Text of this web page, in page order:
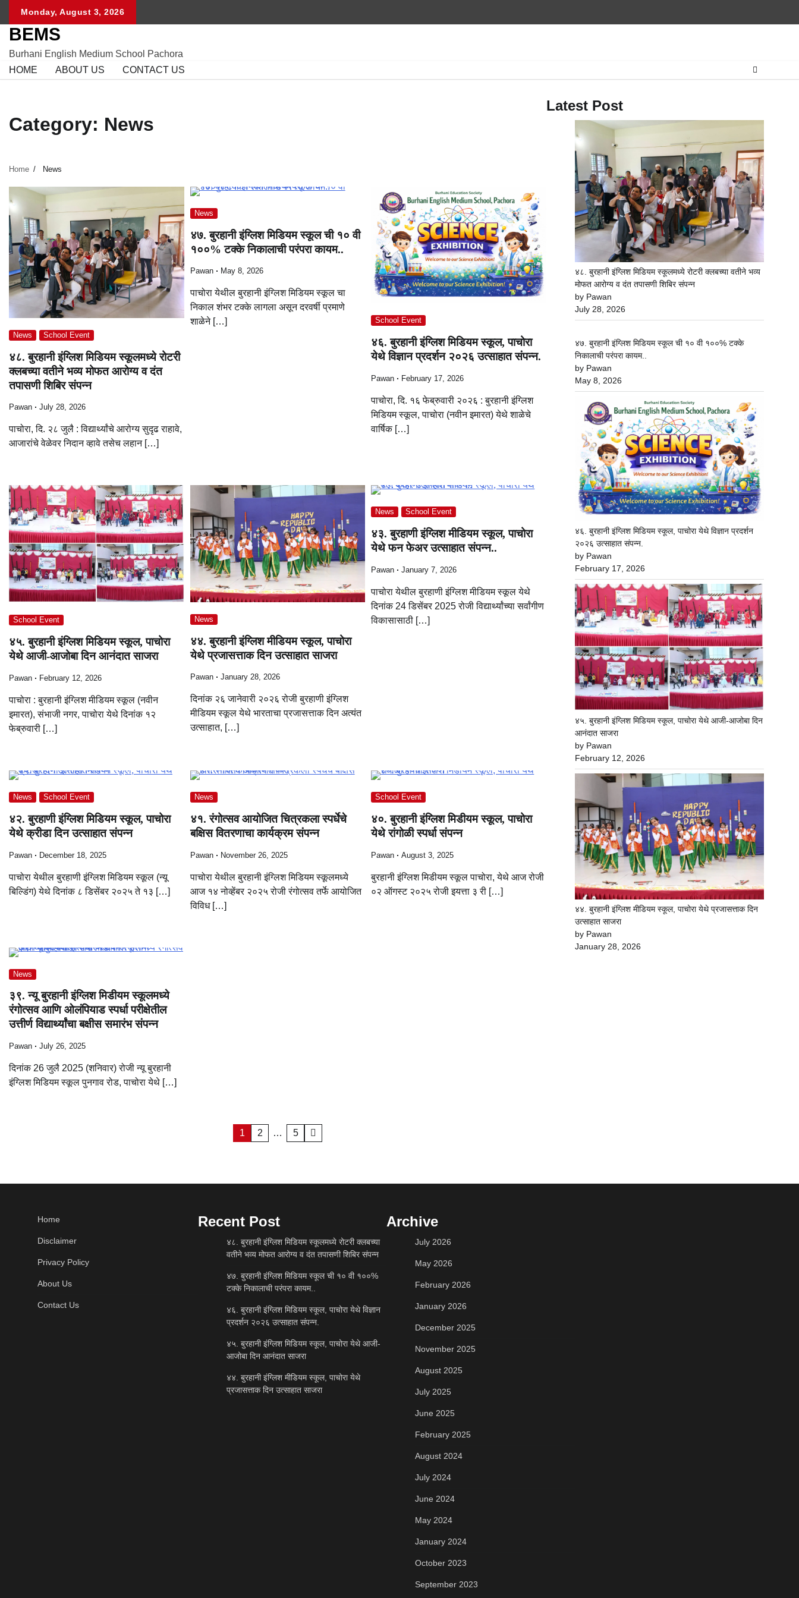
content
Monday, August 3, 2026
BEMS
Burhani English Medium School Pachora
HOME
ABOUT US CONTACT US
Category: News
Home News
News School Event
४८. बुरहानी इंग्लिश मिडियम स्कूलमध्ये रोटरी
क्लबच्या वतीने भव्य मोफत आरोग्य व दंत
तपासणी शिबिर संपन्न
Pawan July 28, 2026
पाचोरा, दि. २८ जुलै : विद्यार्थ्यांचे आरोग्य सुदृढ राहावे,
आजारांचे वेळेवर निदान व्हावे तसेच लहान […]
News
४७. बुरहानी इंग्लिश मिडियम स्कूल ची १० वी
१००% टक्के निकालाची परंपरा कायम..
Pawan May 8, 2026
पाचोरा येथील बुरहानी इंग्लिश मिडियम स्कूल चा
निकाल शंभर टक्के लागला असून दरवर्षी प्रमाणे
शाळेने […]
School Event
४६. बुरहानी इंग्लिश मिडियम स्कूल, पाचोरा
येथे विज्ञान प्रदर्शन २०२६ उत्साहात संपन्न.
Pawan February 17, 2026
पाचोरा, दि. १६ फेब्रुवारी २०२६ : बुरहानी इंग्लिश
मिडियम स्कूल, पाचोरा (नवीन इमारत) येथे शाळेचे
वार्षिक […]
School Event
४५. बुरहानी इंग्लिश मिडियम स्कूल, पाचोरा
येथे आजी-आजोबा दिन आनंदात साजरा
Pawan February 12, 2026
पाचोरा : बुरहानी इंग्लिश मीडियम स्कूल (नवीन
इमारत), संभाजी नगर, पाचोरा येथे दिनांक १२
फेब्रुवारी […]
News
४४. बुरहानी इंग्लिश मीडियम स्कूल, पाचोरा
येथे प्रजासत्ताक दिन उत्साहात साजरा
Pawan January 28, 2026
दिनांक २६ जानेवारी २०२६ रोजी बुरहाणी इंग्लिश
मीडियम स्कूल येथे भारताचा प्रजासत्ताक दिन अत्यंत
उत्साहात, […]
News School Event
४३. बुरहाणी इंग्लिश मीडियम स्कूल, पाचोरा
येथे फन फेअर उत्साहात संपन्न..
Pawan January 7, 2026
पाचोरा येथील बुरहाणी इंग्लिश मीडियम स्कूल येथे
दिनांक 24 डिसेंबर 2025 रोजी विद्यार्थ्यांच्या सर्वांगीण
विकासासाठी […]
News School Event
४२. बुरहाणी इंग्लिश मिडियम स्कूल, पाचोरा
येथे क्रीडा दिन उत्साहात संपन्न
Pawan December 18, 2025
पाचोरा येथील बुरहाणी इंग्लिश मिडियम स्कूल (न्यू
बिल्डिंग) येथे दिनांक ८ डिसेंबर २०२५ ते १३ […]
News
४१. रंगोत्सव आयोजित चित्रकला स्पर्धेचे
बक्षिस वितरणाचा कार्यक्रम संपन्न
Pawan November 26, 2025
पाचोरा येथील बुरहानी इंग्लिश मिडियम स्कूलमध्ये
आज १४ नोव्हेंबर २०२५ रोजी रंगोत्सव तर्फे आयोजित
विविध […]
School Event
४०. बुरहानी इंग्लिश मिडीयम स्कूल, पाचोरा
येथे रांगोळी स्पर्धा संपन्न
Pawan August 3, 2025
बुरहानी इंग्लिश मिडीयम स्कूल पाचोरा, येथे आज रोजी
०२ ऑगस्ट २०२५ रोजी इयत्ता ३ री […]
News
३९. न्यू बुरहानी इंग्लिश मिडीयम स्कूलमध्ये
रंगोत्सव आणि ओलंपियाड स्पर्धा परीक्षेतील
उत्तीर्ण विद्यार्थ्यांचा बक्षीस समारंभ संपन्न
Pawan July 26, 2025
दिनांक 26 जुलै 2025 (शनिवार) रोजी न्यू बुरहानी
इंग्लिश मिडियम स्कूल पुनगाव रोड, पाचोरा येथे […]
1 2 … 5
Latest Post
४८. बुरहानी इंग्लिश मिडियम स्कूलमध्ये रोटरी क्लबच्या वतीने भव्य
मोफत आरोग्य व दंत तपासणी शिबिर संपन्न
by Pawan
July 28, 2026
४७. बुरहानी इंग्लिश मिडियम स्कूल ची १० वी १००% टक्के
निकालाची परंपरा कायम..
by Pawan
May 8, 2026
४६. बुरहानी इंग्लिश मिडियम स्कूल, पाचोरा येथे विज्ञान प्रदर्शन
२०२६ उत्साहात संपन्न.
by Pawan
February 17, 2026
४५. बुरहानी इंग्लिश मिडियम स्कूल, पाचोरा येथे आजी-आजोबा दिन
आनंदात साजरा
by Pawan
February 12, 2026
४४. बुरहानी इंग्लिश मीडियम स्कूल, पाचोरा येथे प्रजासत्ताक दिन
उत्साहात साजरा
by Pawan
January 28, 2026
Home
Disclaimer
Privacy Policy
About Us
Contact Us
Recent Post
४८. बुरहानी इंग्लिश मिडियम स्कूलमध्ये रोटरी क्लबच्या
वतीने भव्य मोफत आरोग्य व दंत तपासणी शिबिर संपन्न
४७. बुरहानी इंग्लिश मिडियम स्कूल ची १० वी १००%
टक्के निकालाची परंपरा कायम..
४६. बुरहानी इंग्लिश मिडियम स्कूल, पाचोरा येथे विज्ञान
प्रदर्शन २०२६ उत्साहात संपन्न.
४५. बुरहानी इंग्लिश मिडियम स्कूल, पाचोरा येथे आजी-
आजोबा दिन आनंदात साजरा
४४. बुरहानी इंग्लिश मीडियम स्कूल, पाचोरा येथे
प्रजासत्ताक दिन उत्साहात साजरा
Archive
July 2026
May 2026
February 2026
January 2026
December 2025
November 2025
August 2025
July 2025
June 2025
February 2025
August 2024
July 2024
June 2024
May 2024
January 2024
October 2023
September 2023